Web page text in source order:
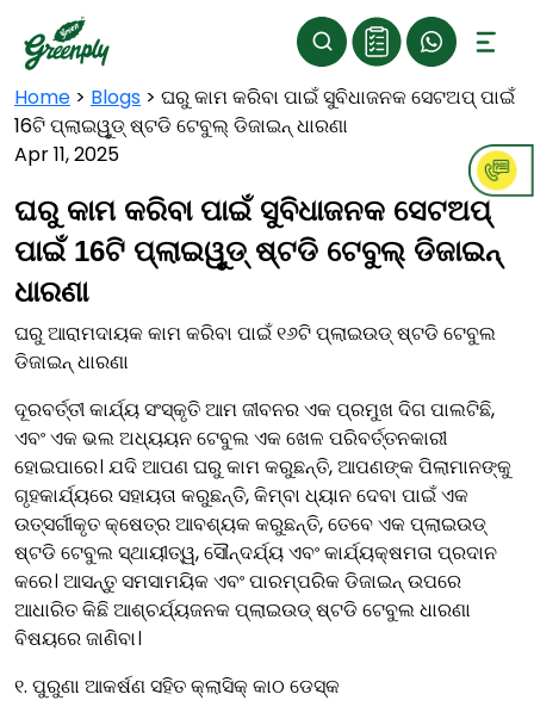
Home > Blogs > ଘରୁ କାମ କରିବା ପାଇଁ ସୁବିଧାଜନକ ସେଟଅପ୍ ପାଇଁ
16ଟି ପ୍ଲାଇୱୁଡ୍ ଷ୍ଟଡି ଟେବୁଲ୍ ଡିଜାଇନ୍ ଧାରଣା
Apr 11, 2025
ଘରୁ କାମ କରିବା ପାଇଁ ସୁବିଧାଜନକ ସେଟଅପ୍
ପାଇଁ 16ଟି ପ୍ଲାଇୱୁଡ୍ ଷ୍ଟଡି ଟେବୁଲ୍ ଡିଜାଇନ୍
ଧାରଣା
ଘରୁ ଆରାମଦାୟକ କାମ କରିବା ପାଇଁ ୧୬ଟି ପ୍ଲାଇଉଡ୍ ଷ୍ଟଡି ଟେବୁଲ
ଡିଜାଇନ୍ ଧାରଣା
ଦୂରବର୍ତ୍ତୀ କାର୍ଯ୍ୟ ସଂସ୍କୃତି ଆମ ଜୀବନର ଏକ ପ୍ରମୁଖ ଦିଗ ପାଲଟିଛି,
ଏବଂ ଏକ ଭଲ ଅଧ୍ୟୟନ ଟେବୁଲ ଏକ ଖେଳ ପରିବର୍ତ୍ତନକାରୀ
ହୋଇପାରେ। ଯଦି ଆପଣ ଘରୁ କାମ କରୁଛନ୍ତି, ଆପଣଙ୍କ ପିଲାମାନଙ୍କୁ
ଗୃହକାର୍ଯ୍ୟରେ ସହାୟତା କରୁଛନ୍ତି, କିମ୍ବା ଧ୍ୟାନ ଦେବା ପାଇଁ ଏକ
ଉତ୍ସର୍ଗୀକୃତ କ୍ଷେତ୍ର ଆବଶ୍ୟକ କରୁଛନ୍ତି, ତେବେ ଏକ ପ୍ଲାଇଉଡ୍
ଷ୍ଟଡି ଟେବୁଲ ସ୍ଥାୟୀତ୍ୱ, ସୌନ୍ଦର୍ଯ୍ୟ ଏବଂ କାର୍ଯ୍ୟକ୍ଷମତା ପ୍ରଦାନ
କରେ। ଆସନ୍ତୁ ସମସାମୟିକ ଏବଂ ପାରମ୍ପରିକ ଡିଜାଇନ୍ ଉପରେ
ଆଧାରିତ କିଛି ଆଶ୍ଚର୍ଯ୍ୟଜନକ ପ୍ଲାଇଉଡ୍ ଷ୍ଟଡି ଟେବୁଲ ଧାରଣା
ବିଷୟରେ ଜାଣିବା।
୧. ପୁରୁଣା ଆକର୍ଷଣ ସହିତ କ୍ଲାସିକ୍ କାଠ ଡେସ୍କ